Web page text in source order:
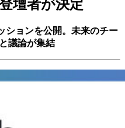
壇者が決定
ションを公開。未来のチー
議論が集結